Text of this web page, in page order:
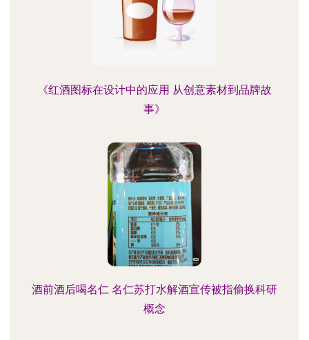
《红酒图标在设计中的应用 从创意素材到品牌故
事》
酒前酒后喝名仁 名仁苏打水解酒宣传被指偷换科研
概念